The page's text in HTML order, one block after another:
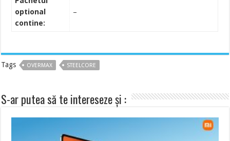
optional
contine:
–
Tags OVERMAX STEELCORE
S-ar putea să te intereseze și :